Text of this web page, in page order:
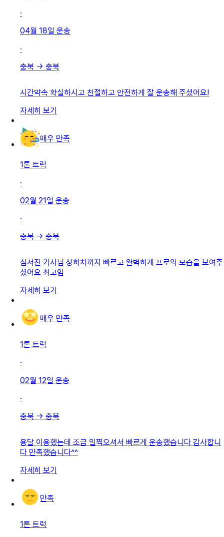
·
04월 18일 운송
·
충북 → 충북
시간약속 확실하시고 친절하고 안전하게 잘 운송해 주셨어요!
자세히 보기
매우 만족
1톤 트럭
·
02월 21일 운송
·
충북 → 충북
심서진 기사님 상하차까지 빠르고 완벽하게 프로의 모습을 보여주
셨어요 최고임
자세히 보기
매우 만족
1톤 트럭
·
02월 12일 운송
·
충북 → 충북
용달 이용했는데 조금 일찍오셔서 빠르게 운송했습니다 감사합니
다 만족했습니다^^
자세히 보기
만족
1톤 트럭